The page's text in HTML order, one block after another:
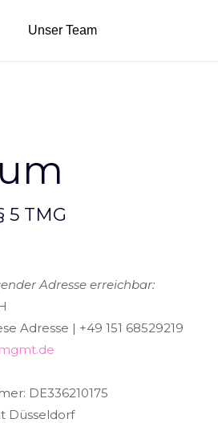
Unser Team
TMG
Adresse erreichbar:
Adresse | +49 151 68529219
DE336210175
Düsseldorf